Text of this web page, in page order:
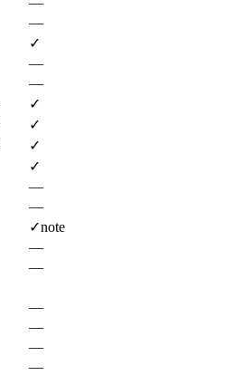
—
✓
—
—
✓
✓
✓
✓
—
—
✓note
—
—
—
—
—
—